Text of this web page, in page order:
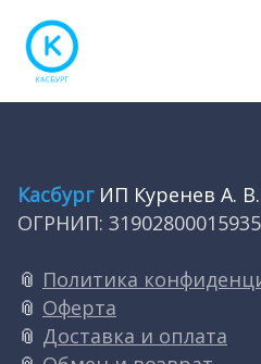
КасбургИП Куренев А. В.
ОГРНИП:
📎 Политика
📎 Оферта
📎 Доставка и оплата